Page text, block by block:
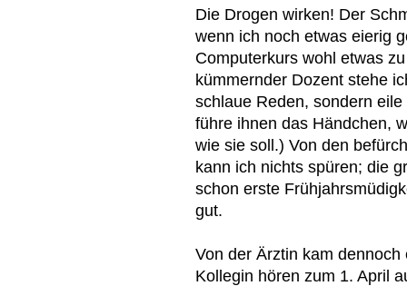
Die Drogen wirken! Der
wenn ich noch etwas eierig
Computerkurs wohl etwas
kümmernder Dozent stehe
schlaue Reden, sondern
führe ihnen das Händchen,
wie sie soll.) Von den
kann ich nichts spüren; die
schon erste
gut.
Von der Ärztin kam
Kollegin hören zum 1. April